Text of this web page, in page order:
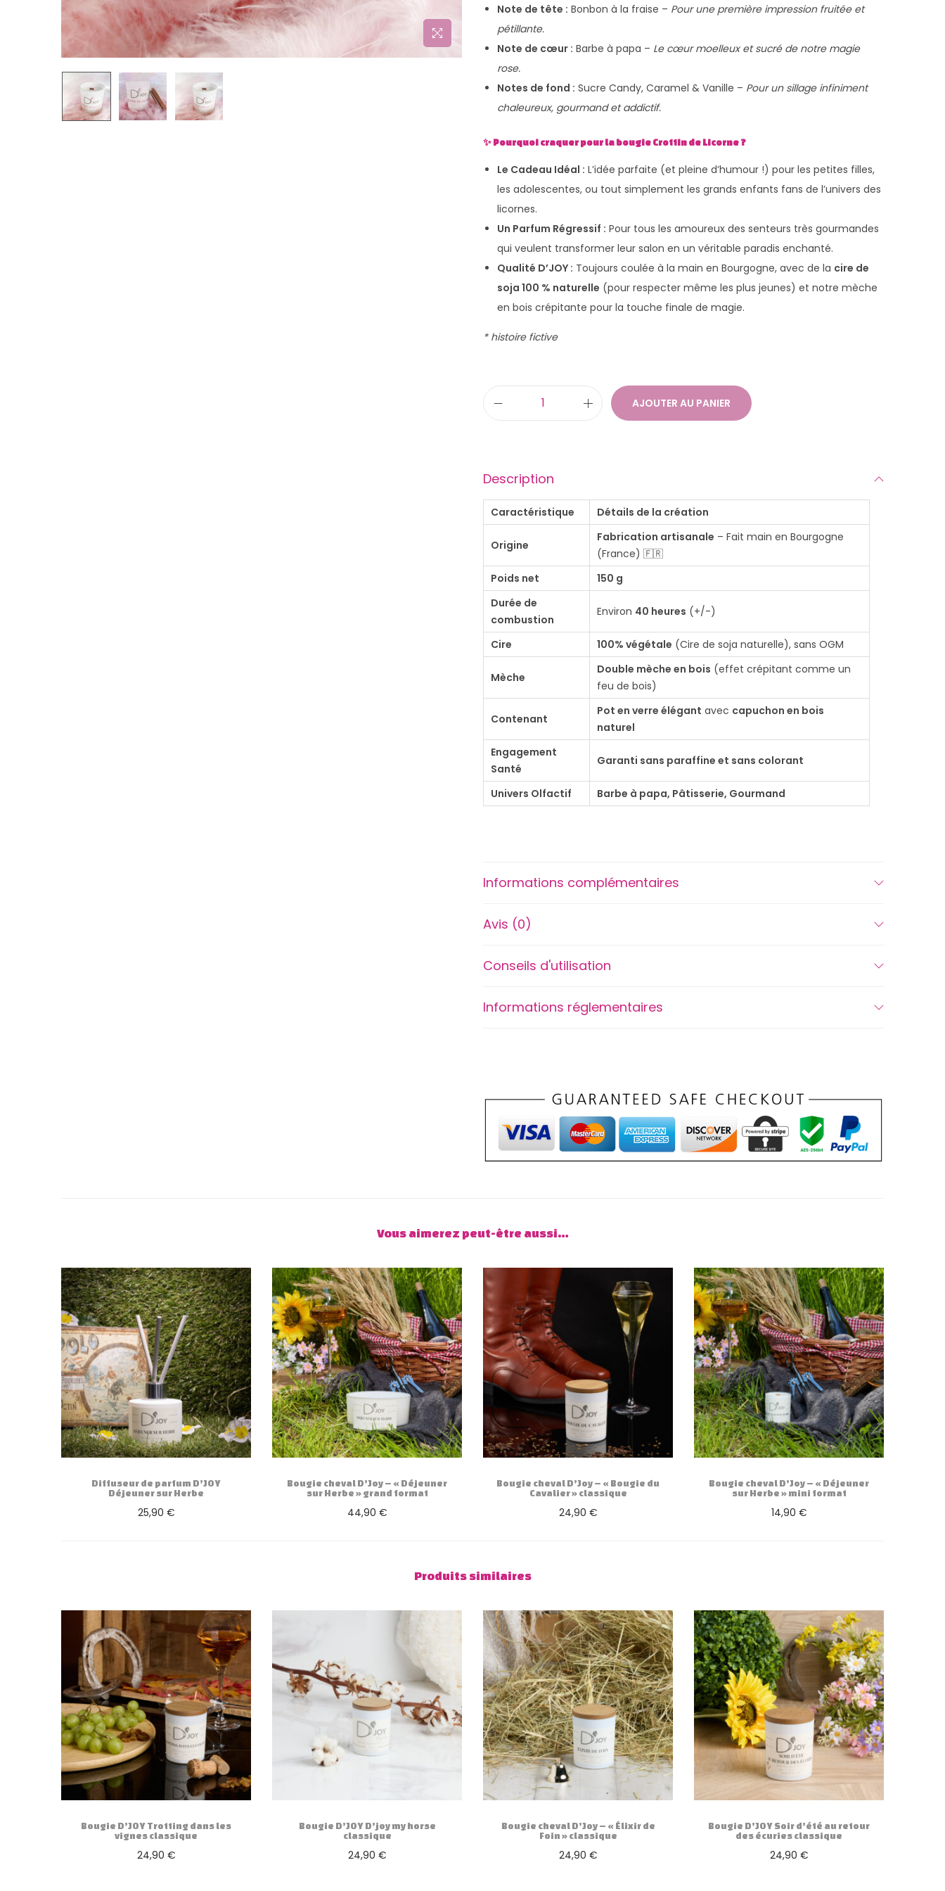
Note de tête : Bonbon à la fraise – Pour une première impression fruitée et
pétillante.
Note de cœur : Barbe à papa – Le cœur moelleux et sucré de notre magie
rose.
Notes de fond : Sucre Candy, Caramel & Vanille – Pour un sillage infiniment
chaleureux, gourmand et addictif.
✨ Pourquoi craquer pour la bougie Crottin de Licorne ?
Le Cadeau Idéal : L’idée parfaite (et pleine d’humour !) pour les petites filles,
les adolescentes, ou tout simplement les grands enfants fans de l’univers des
licornes.
Un Parfum Régressif : Pour tous les amoureux des senteurs très gourmandes
qui veulent transformer leur salon en un véritable paradis enchanté.
Qualité D’JOY : Toujours coulée à la main en Bourgogne, avec de la cire de
soja 100 % naturelle (pour respecter même les plus jeunes) et notre mèche
en bois crépitante pour la touche finale de magie.
* histoire fictive
i
d
e
o
D
'
o
y
r
i
d
o
r
n
e
a
i
q
u
e
AJOUTER AU PANIER
Description
Caractéristique Détails de la création
Origine
Fabrication artisanale – Fait main en Bourgogne
(France) 🇫🇷
Poids net
150 g
Durée de
combustion
Environ 40 heures (+/-)
Cire 100% végétale (Cire de soja naturelle), sans OGM
Mèche
Double mèche en bois (effet crépitant comme un
feu de bois)
Contenant
Pot en verre élégant avec capuchon en bois
naturel
Engagement
Santé
Garanti sans paraffine et sans colorant
Univers Olfactif Barbe à papa, Pâtisserie, Gourmand
Informations complémentaires
Avis (0)
Conseils d'utilisation
Informations réglementaires
Vous aimerez peut-être aussi…
Diffuseur de parfum D’JOY
Déjeuner sur Herbe
25,90 €
Bougie cheval D’Joy – « Déjeuner
sur Herbe » grand format
44,90 €
Bougie cheval D’Joy – « Bougie du
Cavalier » classique
24,90 €
Bougie cheval D’Joy – « Déjeuner
sur Herbe » mini format
14,90 €
Produits similaires
Bougie D’JOY Trotting dans les
vignes classique
24,90 €
Bougie D’JOY D’joy my horse
classique
24,90 €
Bougie cheval D’Joy – « Élixir de
Foin » classique
24,90 €
Bougie D’JOY Soir d’été au retour
des écuries classique
24,90 €